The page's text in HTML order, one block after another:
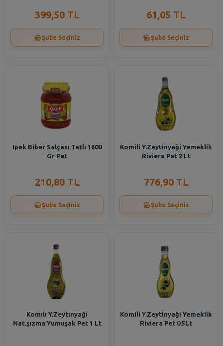
399,50 TL
Şube Seçiniz
61,05 TL
Şube Seçiniz
Ipek Biber Salçası Tatlı 1600
Gr Pet
210,80 TL
Şube Seçiniz
Komili Y.Zeytinyaği Yemeklik
Riviera Pet 2 Lt
776,90 TL
Şube Seçiniz
Komılı Y.Zeytınyağı
Nat.şızma Yumuşak Pet 1 Lt
Komili Y.Zeytinyaği Yemeklik
Riviera Pet 0.5Lt